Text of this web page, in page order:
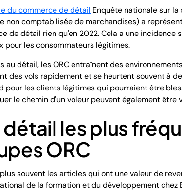
du commerce de détail Enquête nationale sur
comptabilisée de marchandises) a
de détail rien qu'en 2022. Cela a une
pour les consommateurs légitimes.
au détail, les ORC entraînent des
des vols rapidement et se heurtent souvent à
pour les clients légitimes qui pourraient être
le chemin d'un voleur peuvent également être
les plus
ORC
souvent les articles qui ont une valeur de
de la formation et du développement chez